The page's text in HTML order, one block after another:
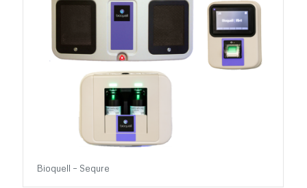
Bioquell – Sequre